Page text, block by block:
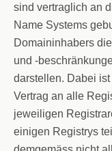
sind vertraglich an
Name Systems
Domaininhabers
und -
darstellen. Dabei
Vertrag an alle
jeweiligen
einigen Registrys